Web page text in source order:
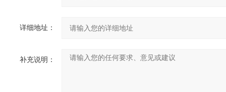
详细地址：
补充说明：